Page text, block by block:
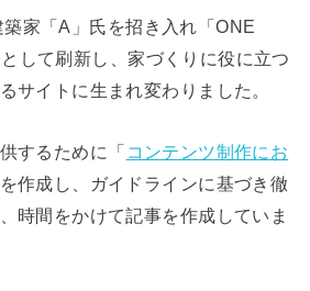
家「A」氏を招き入れ「ONE
して刷新し、家づくりに役に立つ
サイトに生まれ変わりました。
するために「 コンテンツ制作にお
を作成し、ガイドラインに基づき徹
時間をかけて記事を作成していま